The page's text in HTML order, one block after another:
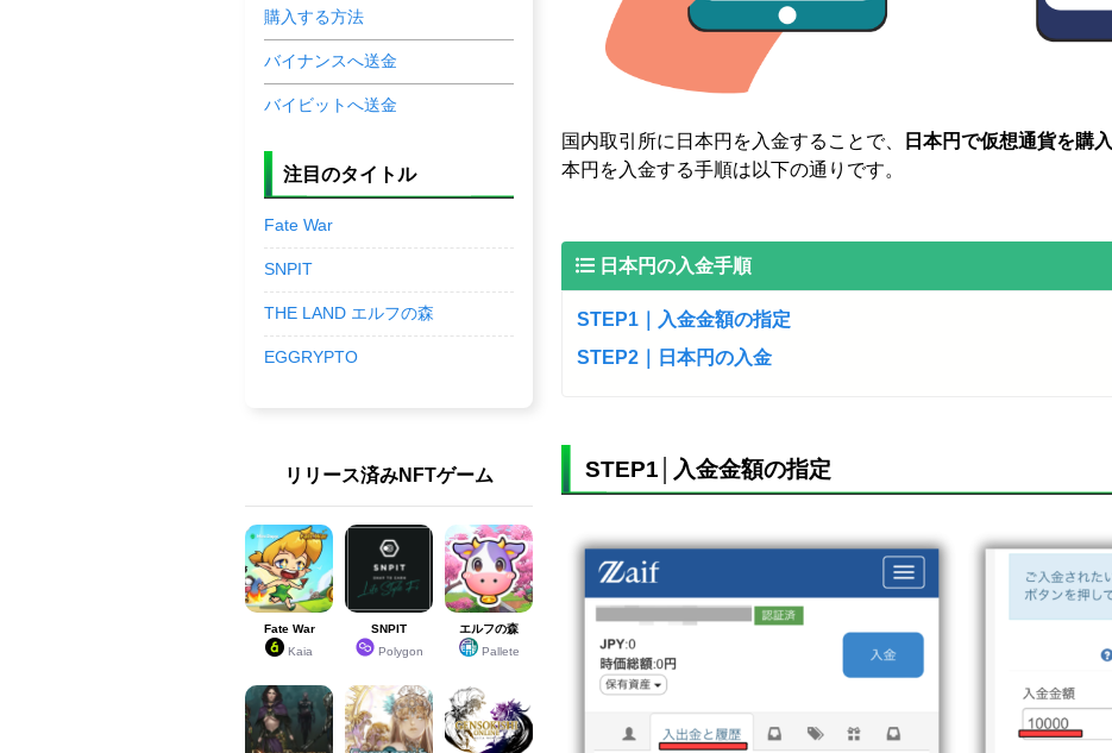
国内取引所に日本円を入金することで、 日本円で仮想通貨を購入
本円を入金する手順は以下の通りです。
日本円の入金手順
STEP1｜入金金額の指定
STEP2｜日本円の入金
STEP1│入金金額の指定
購入する方法
バイナンスへ送金
バイビットへ送金
注目のタイトル
Fate War
SNPIT
THE LAND エルフの森
EGGRYPTO
リリース済みNFTゲーム
Fate War
Kaia
SNPIT
Polygon
エルフの森
Pallete